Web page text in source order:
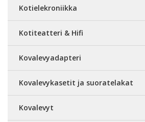
Kotielekroniikka
Kotiteatteri & Hifi
Kovalevyadapteri
Kovalevykasetit ja suoratelakat
Kovalevyt